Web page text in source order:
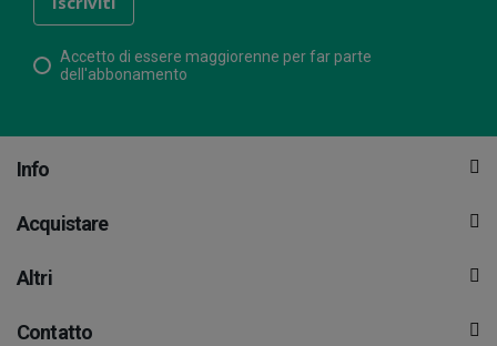
Accetto di essere maggiorenne per far parte
dell'abbonamento
Info
Acquistare
Altri
Contatto